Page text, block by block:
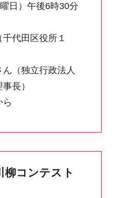
日）午後6時30分
代田区役所１
（独立行政法人
長）
ら
柳コンテスト